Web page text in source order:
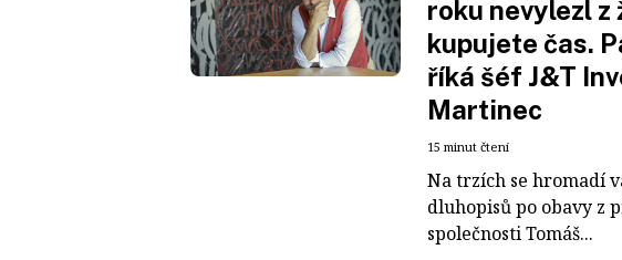
roku nevylezl z
kupujete čas.
říká šéf J&T
Martinec
15 minut čtení
Na trzích se hromadí
dluhopisů po obavy z
společnosti Tomáš...